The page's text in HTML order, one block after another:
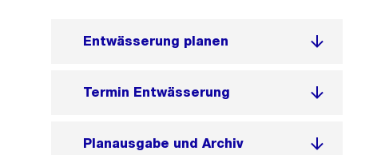
Entwässerung planen
Termin Entwässerung
Planausgabe und Archiv